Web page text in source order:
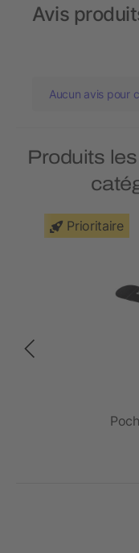
Avis
Aucun avis pour
Produits
Prioritaire